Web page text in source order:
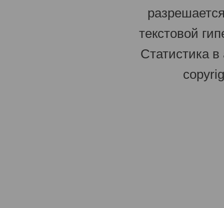
текстовой
Статистика